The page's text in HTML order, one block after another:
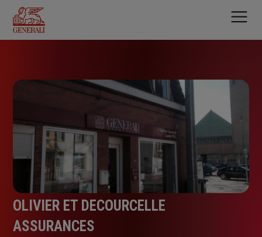
contenu
principal
OLIVIER ET DECOURCELLE
ASSURANCES